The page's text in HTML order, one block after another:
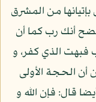
من المشرق
أنك رب كما أن
فبهت الذي كفر، و
أن الحجة الأولى
قال: فإن الله و